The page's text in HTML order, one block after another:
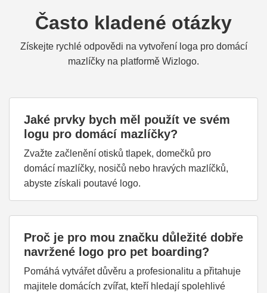
Často kladené otázky
Získejte rychlé odpovědi na vytvoření loga pro domácí
mazlíčky na platformě Wizlogo.
Jaké prvky bych měl použít ve svém
logu pro domácí mazlíčky?
Zvažte začlenění otisků tlapek, domečků pro
domácí mazlíčky, nosičů nebo hravých mazlíčků,
abyste získali poutavé logo.
Proč je pro mou značku důležité dobře
navržené logo pro pet boarding?
Pomáhá vytvářet důvěru a profesionalitu a přitahuje
majitele domácích zvířat, kteří hledají spolehlivé